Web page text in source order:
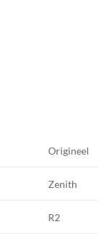
Origineel
Zenith
R2